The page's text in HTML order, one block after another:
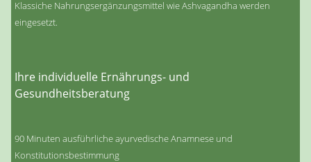
Klassiche Nahrungsergänzungsmittel wie Ashvagandha werden
eingesetzt.
Ihre individuelle Ernährungs- und
Gesundheitsberatung
90 Minuten ausführliche ayurvedische Anamnese und
Konstitutionsbestimmung